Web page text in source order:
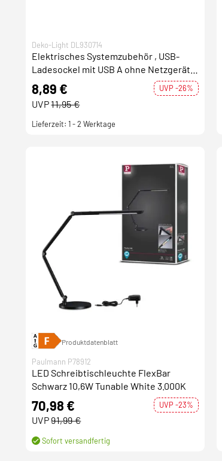
Deko-Light DL930714
Elektrisches Systemzubehör , USB-
Ladesockel mit USB A ohne Netzgerät
für Leuchte Canis, Tiefe: 117 m
8,89 € UVP -26%
UVP11,95 €
Lieferzeit: 1 - 2 Werktage
Produktdatenblatt
Paulmann P78912
LED Schreibtischleuchte FlexBar
Schwarz 10,6W Tunable White 3.000K
70,98 € UVP -23%
UVP91,99 €
Sofort versandfertig